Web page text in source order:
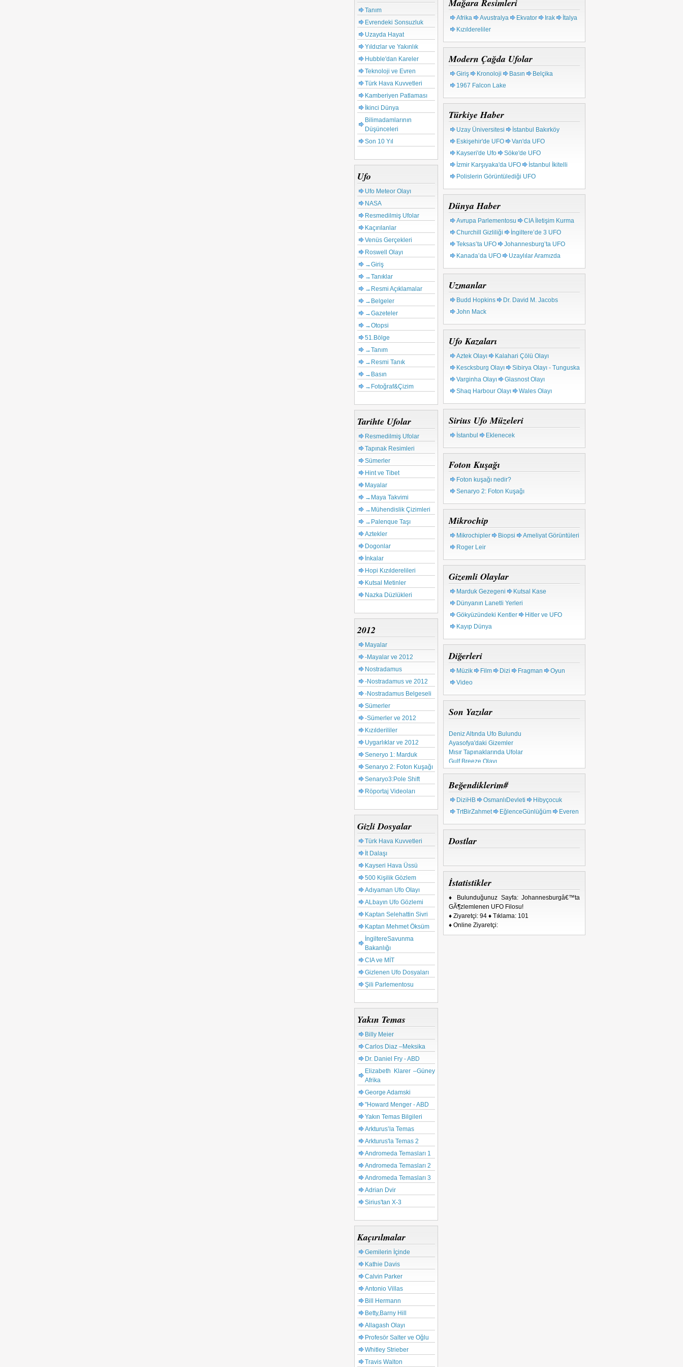
Tanım
Evrendeki Sonsuzluk
Uzayda Hayat
Yıldızlar ve Yakınlık
Hubble'dan Kareler
Teknoloji ve Evren
Türk Hava Kuvvetleri
Kamberiyen Patlaması
İkinci Dünya
Bilimadamlarının
Düşünceleri
Son 10 Yıl
Ufo
Ufo Meteor Olayı
NASA
Resmedilmiş Ufolar
Kaçırılanlar
Venüs Gerçekleri
Roswell Olayı
→Giriş
→Tanıklar
→Resmi Açıklamalar
→Belgeler
→Gazeteler
→Otopsi
51.Bölge
→Tanım
→Resmi Tanık
→Basın
→Fotoğraf&Çizim
Tarihte Ufolar
Resmedilmiş Ufolar
Tapınak Resimleri
Sümerler
Hint ve Tibet
Mayalar
→Maya Takvimi
→Mühendislik Çizimleri
→Palenque Taşı
Aztekler
Dogonlar
İnkalar
Hopi Kızılderelileri
Kutsal Metinler
Nazka Düzlükleri
2012
Mayalar
-Mayalar ve 2012
Nostradamus
-Nostradamus ve 2012
-Nostradamus Belgeseli
Sümerler
-Sümerler ve 2012
Kızılderililer
Uygarlıklar ve 2012
Seneryo 1: Marduk
Senaryo 2: Foton Kuşağı
Senaryo3:Pole Shift
Röportaj Videoları
Gizli Dosyalar
Türk Hava Kuvvetleri
İt Dalaşı
Kayseri Hava Üssü
500 Kişilik Gözlem
Adıyaman Ufo OIayı
ALbayın Ufo Gözlemi
Kaptan Selehattin Sivri
Kaptan Mehmet Öksüm
İngiltereSavunma
Bakanlığı
CIA ve MİT
Gizlenen Ufo Dosyaları
Şili Parlementosu
Yakın Temas
Billy Meier
Carlos Diaz –Meksika
Dr. Daniel Fry - ABD
Elizabeth Klarer –Güney
Afrika
George Adamski
"Howard Menger - ABD
Yakın Temas Bilgileri
Arkturus’la Temas
Arkturus'la Temas 2
Andromeda Temasları 1
Andromeda Temasları 2
Andromeda Temasları 3
Adrian Dvir
Sirius'tan X-3
Kaçırılmalar
Gemilerin İçinde
Kathie Davis
Calvin Parker
Antonio Villas
Bill Hermann
Betty,Barny Hill
Allagash Olayı
Profesör Salter ve Oğlu
Whitley Strieber
Travis Walton
Mağara Resimleri
Afrika Avustralya Ekvator Irak
İtalya
Kızıldereliler
Modern Çağda Ufolar
Giriş Kronoloji Basın
Belçika
1967 Falcon Lake
Türkiye Haber
Uzay Üniversitesi
İstanbul Bakırköy
Eskişehir'de UFO
Van'da UFO
Kayseri'de Ufo
Söke'de UFO
İzmir Karşıyaka'da UFO
İstanbul İkitelli
Polislerin Görüntülediği UFO
Dünya Haber
Avrupa Parlementosu
CIA İletişim Kurma
Churchill Gizliliği
İngiltere’de 3 UFO
Teksas’ta UFO
Johannesburg’ta UFO
Kanada’da UFO
Uzaylılar Aramızda
Uzmanlar
Budd Hopkins
Dr. David M. Jacobs
John Mack
Ufo Kazaları
Aztek Olayı
Kalahari Çölü Olayı
Kescksburg Olayı
Sibirya Olayı - Tunguska
Varginha Olayı
Glasnost Olayı
Shaq Harbour Olayı
Wales Olayı
Sirius Ufo Müzeleri
İstanbul Eklenecek
Foton Kuşağı
Foton kuşağı nedir?
Senaryo 2: Foton Kuşağı
Mikrochip
Mikrochipler Biopsi
Ameliyat Görüntüleri
Roger Leir
Gizemli Olaylar
Marduk Gezegeni
Kutsal Kase
Dünyanın Lanetli Yerleri
Gökyüzündeki Kentler
Hitler ve UFO
Kayıp Dünya
Diğerleri
Müzik Film Dizi Fragman
Oyun
Video
Son Yazılar
Mısır Tapınaklarında Ufolar
Gulf Breeze Olayı
Kutsal Ahid Sandığı
65 Milyon Yıllık Metal
Türkiye'deki Ufo Olayları
Beğendiklerim#
DiziHB OsmanlıDevleti
Hibyçocuk
TrtBirZahmet
EğlenceGünlüğüm Everen
Dostlar
İstatistikler
♦ Bulunduğunuz Sayfa: Johannesburgâ€™ta
GÃ¶zlemlenen UFO Filosu!
♦ Ziyaretçi: 94 ♦ Tıklama: 101
♦ Online Ziyaretçi: